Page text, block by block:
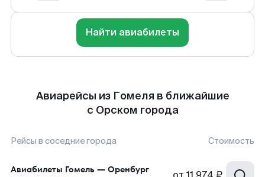
Найти авиабилеты
Авиарейсы из Гомеля в ближайшие
с Орском города
Рейсы в соседние города Стоимость
Авиабилеты Гомель — Оренбург